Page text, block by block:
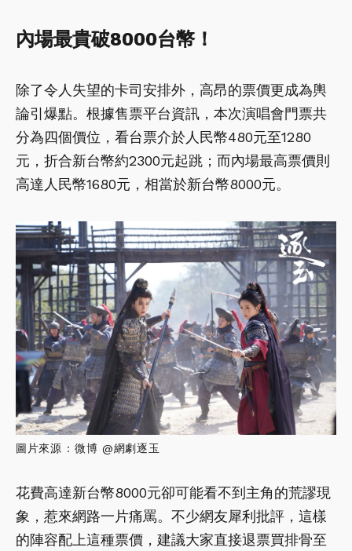
內場最貴破8000台幣！
除了令人失望的卡司安排外，高昂的票價更成為輿
論引爆點。根據售票平台資訊，本次演唱會門票共
分為四個價位，看台票介於人民幣480元至1280
元，折合新台幣約2300元起跳；而內場最高票價則
高達人民幣1680元，相當於新台幣8000元。
圖片來源 : 微博 @網劇逐玉
花費高達新台幣8000元卻可能看不到主角的荒謬現
象，惹來網路一片痛罵。不少網友犀利批評，這樣
的陣容配上這種票價，建議大家直接退票買排骨至